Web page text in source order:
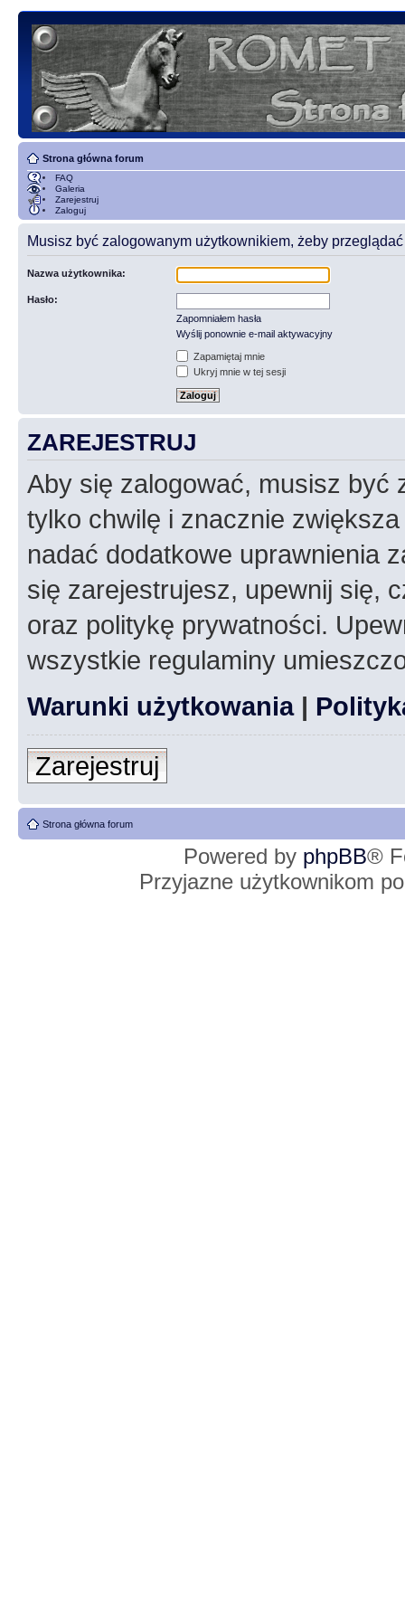
Strona główna forum
FAQ
Galeria
Zarejestruj
Zaloguj
Musisz być zalogowanym użytkownikiem, żeby przeglądać
Nazwa użytkownika:
Hasło:
Zapomniałem hasła
Wyślij ponownie e-mail aktywacyjny
Zapamiętaj mnie
Ukryj mnie w tej sesji
ZAREJESTRUJ
Aby się zalogować, musisz być
tylko chwilę i znacznie
nadać dodatkowe uprawnienia
się zarejestrujesz, upewnij się,
oraz politykę prywatności.
wszystkie regulaminy
Warunki użytkowania|
Zarejestruj
Strona główna forum
Powered by phpBB®
Przyjazne użytkownikom